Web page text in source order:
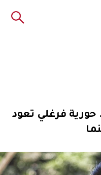
حورية فرغلي تعود